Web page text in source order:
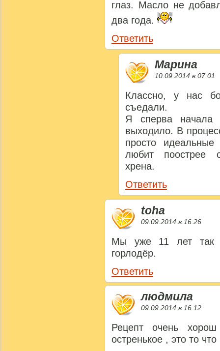
глаз. Масло не
два года.
Ответить
Марина
10.09.2014 в 07:01
Классно, у нас
съедали.
Я сперва начала
выходило. В
просто
любит поострее
хрена.
Ответить
toha
09.09.2014 в 16:26
Мы уже 11 лет так
горлодёр.
Ответить
людмила
09.09.2014 в 16:12
Рецепт очень
остренькое , это то